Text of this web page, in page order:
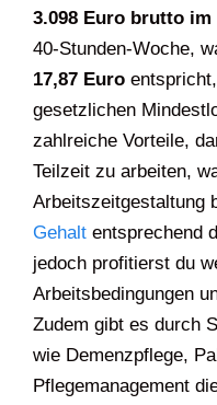
3.098 Euro brutto im
40-Stunden-Woche,
17,87 Euro
gesetzlichen
zahlreiche Vorteile,
Teilzeit zu arbeiten,
Arbeitszeitgestaltung
Gehalt entsprechend
jedoch profitierst du
Arbeitsbedingungen
Zudem gibt es durch
wie Demenzpflege,
Pflegemanagement